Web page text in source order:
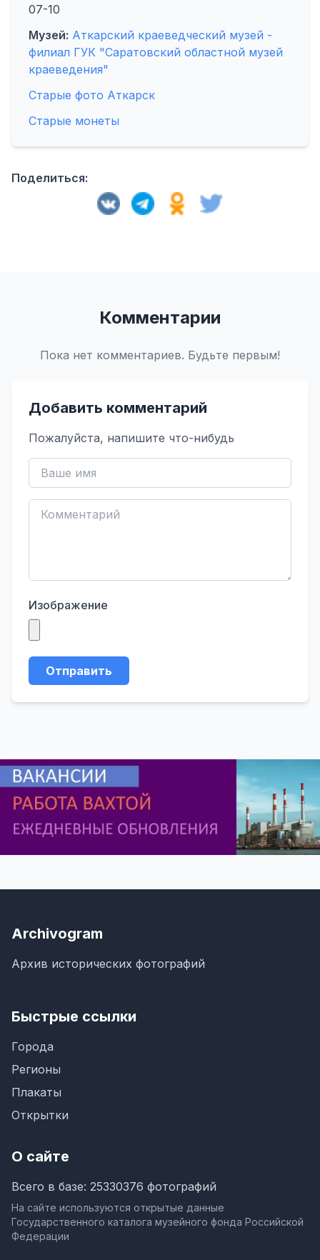
07-10
Музей: Аткарский краеведческий музей -
филиал ГУК "Саратовский областной музей
краеведения"
Старые фото Аткарск
Старые монеты
Поделиться:
Комментарии
Пока нет комментариев. Будьте первым!
Добавить комментарий
Пожалуйста, напишите что-нибудь
Изображение
Отправить
Archivogram
Архив исторических фотографий
Быстрые ссылки
Города
Регионы
Плакаты
Открытки
О сайте
Всего в базе: 25330376 фотографий
На сайте используются открытые данные
Государственного каталога музейного фонда Российской
Федерации